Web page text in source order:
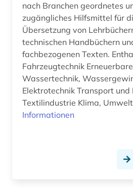
entwurf (1)
enzyklopädie (1)
epo (1)
ergonomie (1)
erneuerbare energien (1)
essay (1)
nach Branchen geordnetes
zugängliches Hilfsmittel für
Übersetzung von
technischen Handbüchern
fachbezogenen Texten.
Fahrzeugtechnik
Wassertechnik,
Elektrotechnik Transport
Textilindustrie Klima,
Informationen